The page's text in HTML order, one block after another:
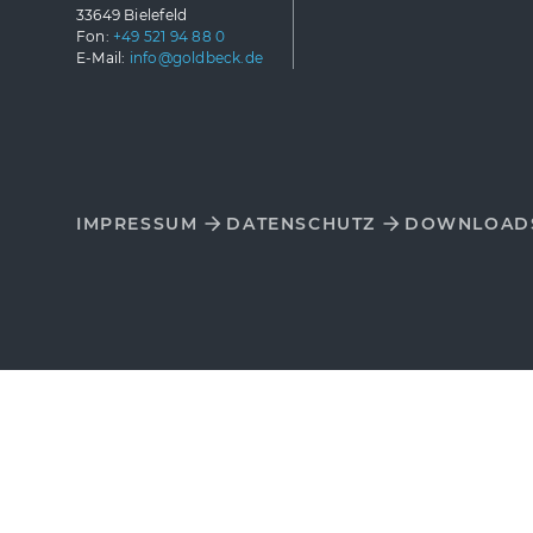
33649 Bielefeld
Fon: +49 521 94 88 0
E-Mail: info@goldbeck.de
IMPRESSUM DATENSCHUTZ